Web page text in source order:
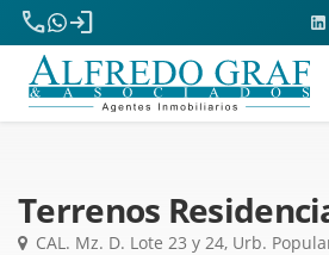
phone
login
Terrenos
CAL. Mz. D. Lote 23 y 24, Urb.